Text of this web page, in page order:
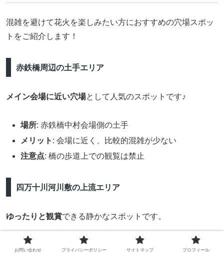
混雑を避けて花火を楽しみたい方におすすめの穴場スポッ
トをご紹介します！
赤鉄橋周辺の土手エリア
メイン会場に近い穴場として人気のスポットです♪
場所: 赤鉄橋中村会場側の土手
メリット : 会場に近く、比較的混雑が少ない
注意点: 橋の歩道上での観覧は禁止
四万十川河川敷の上流エリア
ゆったりと観賞できる静かなスポットです。
場所 : 赤鉄橋から上流側の河川敷
お問い合わせ プライバシーポリシー サイトマップ プロフィール